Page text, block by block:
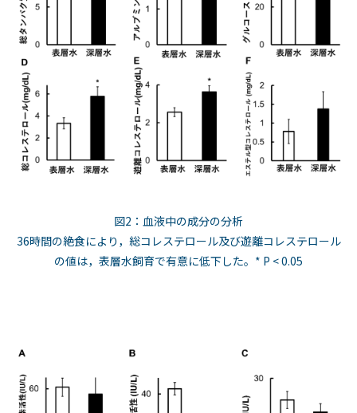
図2：血液中の成分の分析
36時間の絶食により，総コレステロール及び遊離コレステロール
の値は，表層水飼育で有意に低下した。* P < 0.05